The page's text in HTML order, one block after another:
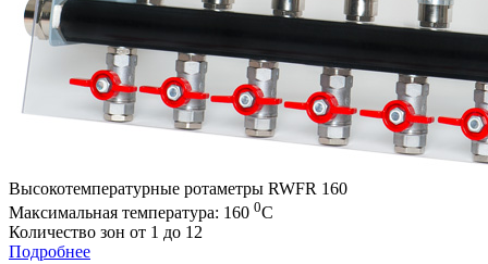
Высокотемпературные ротаметры RWFR 160
Максимальная температура: 160 0С
Количество зон от 1 до 12
Подробнее